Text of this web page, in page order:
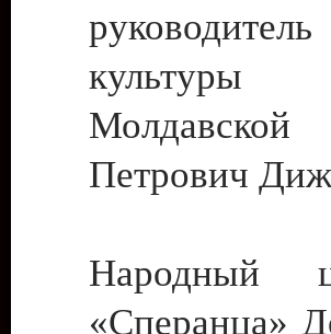
культуры
Петрович
Народный
«Сперанца»